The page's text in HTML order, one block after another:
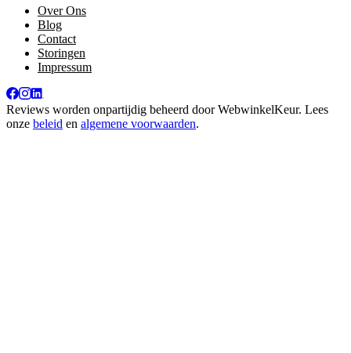
Over Ons
Blog
Contact
Storingen
Impressum
Reviews worden onpartijdig beheerd doorWebwinkelKeur. Lees
onze beleid en algemene voorwaarden.